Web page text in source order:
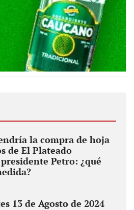
la compra de hoja
de El Plateado
Petro: ¿qué
13 de Agosto de 2024